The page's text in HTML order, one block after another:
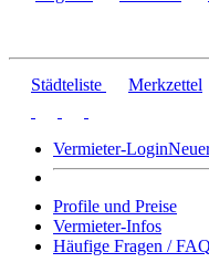
Städteliste Merkzettel
Vermieter-Login
Profile und Preise
Vermieter-Infos
Häufige Fragen / FAQ